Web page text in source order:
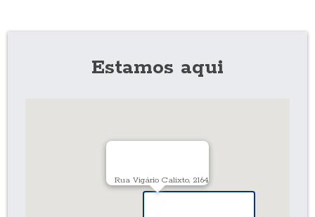
Estamos aqui
Rua Vigário Calixto, 2164